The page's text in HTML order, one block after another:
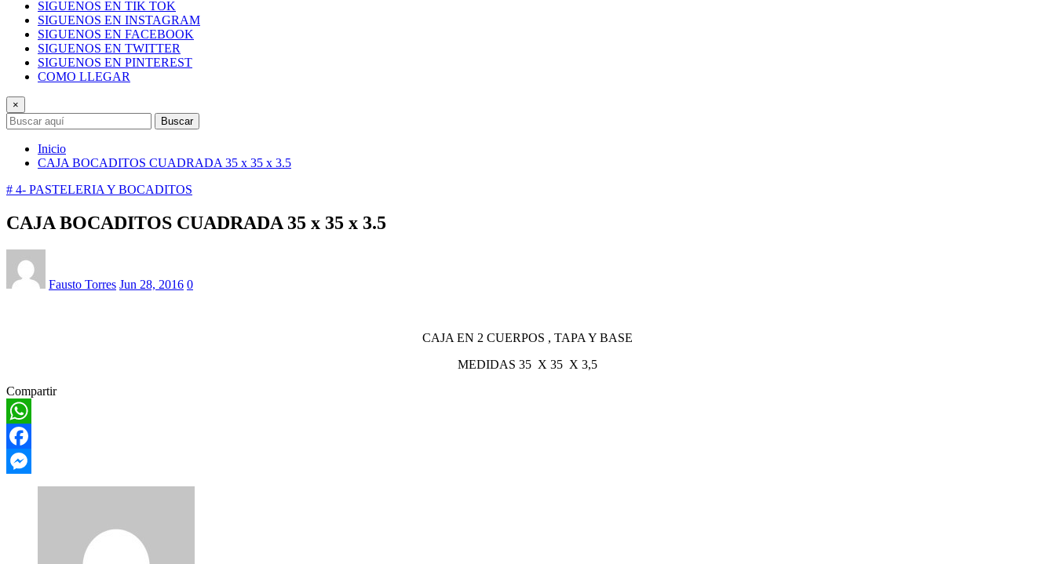
SIGUENOS EN TIK TOK
SIGUENOS EN INSTAGRAM
SIGUENOS EN FACEBOOK
SIGUENOS EN TWITTER
SIGUENOS EN PINTEREST
COMO LLEGAR
×
Buscar
Inicio
CAJA BOCADITOS CUADRADA 35 x 35 x 3.5
# 4- PASTELERIA Y BOCADITOS
CAJA BOCADITOS CUADRADA 35 x 35 x 3.5
Fausto Torres Jun 28, 2016 0
CAJA EN 2 CUERPOS , TAPA Y BASE
MEDIDAS 35 X 35 X 3,5
Compartir
WhatsApp
Facebook
Messenger